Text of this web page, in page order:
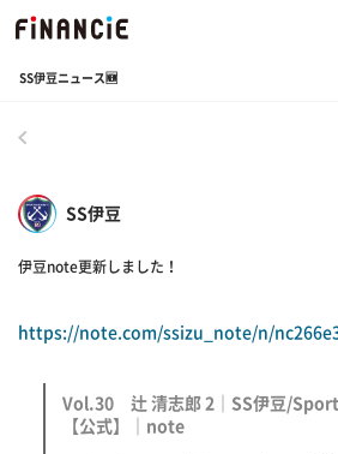
SS伊豆ニュース🆕
SS伊豆
伊豆note更新しました！
https://note.com/ssizu_note/n/
Vol.30 辻 清志郎 2｜SS伊豆/
【公式】｜note